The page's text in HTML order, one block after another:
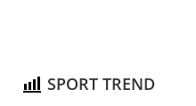
SPORT TREND